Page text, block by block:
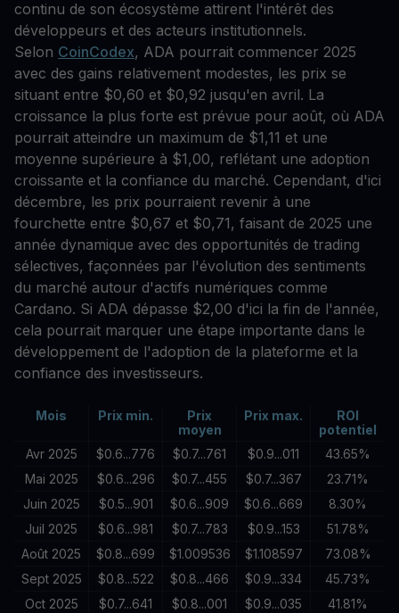
continu de son écosystème attirent l'intérêt des
développeurs et des acteurs institutionnels.
Selon CoinCodex, ADA pourrait commencer 2025
avec des gains relativement modestes, les prix se
situant entre $0,60 et $0,92 jusqu'en avril. La
croissance la plus forte est prévue pour août, où ADA
pourrait atteindre un maximum de $1,11 et une
moyenne supérieure à $1,00, reflétant une adoption
croissante et la confiance du marché. Cependant, d'ici
décembre, les prix pourraient revenir à une
fourchette entre $0,67 et $0,71, faisant de 2025 une
année dynamique avec des opportunités de trading
sélectives, façonnées par l'évolution des sentiments
du marché autour d'actifs numériques comme
Cardano. Si ADA dépasse $2,00 d'ici la fin de l'année,
cela pourrait marquer une étape importante dans le
développement de l'adoption de la plateforme et la
confiance des investisseurs.
Mois Prix min.
Prix
moyen
Prix max.
ROI
potentiel
Avr 2025
$0.6...776 $0.7...761 $0.9...011
43.65%
Mai 2025
$0.6...296 $0.7...455 $0.7...367
23.71%
Juin 2025
$0.5...901 $0.6...909 $0.6...669
8.30%
Juil 2025
$0.6...981 $0.7...783 $0.9...153
51.78%
Août 2025
$0.8...699 $1.009536 $1.108597
73.08%
Sept 2025
$0.8...522 $0.8...466 $0.9...334
45.73%
Oct 2025
$0.7...641 $0.8...001 $0.9...035
41.81%